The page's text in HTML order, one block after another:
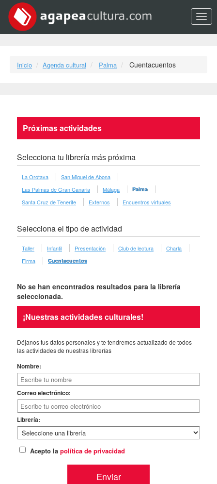
Inicio Agenda cultural Palma Cuentacuentos
Próximas actividades
Selecciona tu librería más próxima
La Orotava
San Miguel de Abona
Las Palmas de Gran Canaria
Málaga Palma
Santa Cruz de Tenerife Externos Encuentros virtuales
Selecciona el tipo de actividad
Taller Infantil Presentación Club de lectura
Charla
Firma
Cuentacuentos
No se han encontrados resultados para la librería
seleccionada.
¡Nuestras actividades culturales!
Déjanos tus datos personales y te tendremos actualizado de todos
las actividades de nuestras librerías
Nombre:
Correo electrónico:
Librería:
Acepto la política de privacidad